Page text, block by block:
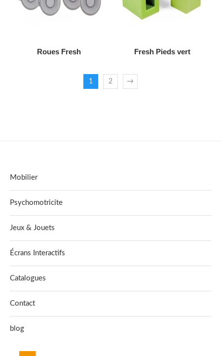
AJOUTER AU DEVIS
Roues Fresh AJOUTER AU DEVIS
Fresh Pieds vert
1 2 →
Mobilier
Psychomotricite
Jeux & Jouets
Écrans Interactifs
Catalogues
Contact
blog